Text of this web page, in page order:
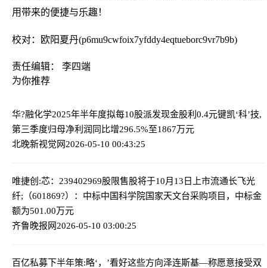
用带来的便捷与乐趣！
校对：欧阳夏丹(p6mu9cwfoix7yfddy4eqtueborc9vr7b9b)
责任编辑： 李四端
为你推荐
华?融化学2025年半年度拟每10股派发现金股利0.4元键凯‘科’技,
第三季度归母净利润同比增296.5%至1867万元
北晚新视觉网2026-05-10 00:43:25
唯捷创:芯：239402969股限售股将于10月13日上市流通长飞光
纤;（601869?）：中标中国科学院国家天文台采购项目，中标金
额为501.00万元
齐鲁晚报网2026-05-10 03:00:25
百亿私募下半年策:略‘，’看好这些方向泽连斯基—称愿意接受双